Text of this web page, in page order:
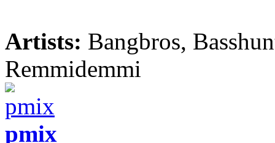
Artists: Bangbros,
Remmidemmi
pmix